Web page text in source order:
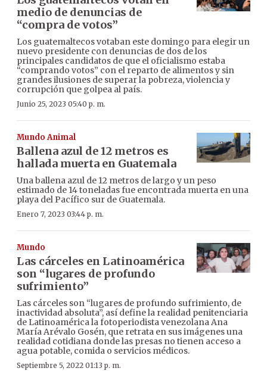
medio de denuncias de
“compra de votos”
Los guatemaltecos votaban este domingo para elegir un
nuevo presidente con denuncias de dos de los
principales candidatos de que el oficialismo estaba
“comprando votos” con el reparto de alimentos y sin
grandes ilusiones de superar la pobreza, violencia y
corrupción que golpea al país.
Junio 25, 2023 05:40 p. m.
Mundo Animal
Ballena azul de 12 metros es
hallada muerta en Guatemala
Una ballena azul de 12 metros de largo y un peso
estimado de 14 toneladas fue encontrada muerta en una
playa del Pacífico sur de Guatemala.
Enero 7, 2023 03:44 p. m.
Mundo
Las cárceles en Latinoamérica
son “lugares de profundo
sufrimiento”
Las cárceles son “lugares de profundo sufrimiento, de
inactividad absoluta”, así define la realidad penitenciaria
de Latinoamérica la fotoperiodista venezolana Ana
María Arévalo Gosén, que retrata en sus imágenes una
realidad cotidiana donde las presas no tienen acceso a
agua potable, comida o servicios médicos.
Septiembre 5, 2022 01:13 p. m.